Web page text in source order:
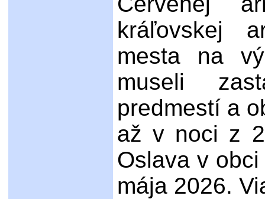
kráľovskej
mesta na
museli
predmestí a
až v noci z
Oslava v
mája 2026.